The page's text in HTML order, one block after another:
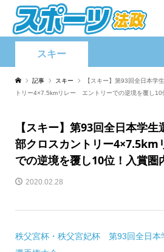
スキー
記事 スキー
【スキー】第93回全日本
トリー4×7.5kmリレー エントリーでの逆境を覆し10
【スキー】第93回全日本学
部クロスカントリー
での逆境を覆し10位！入賞圏
2020.02.28
秩父宮杯・秩父宮妃杯 第93回全日本